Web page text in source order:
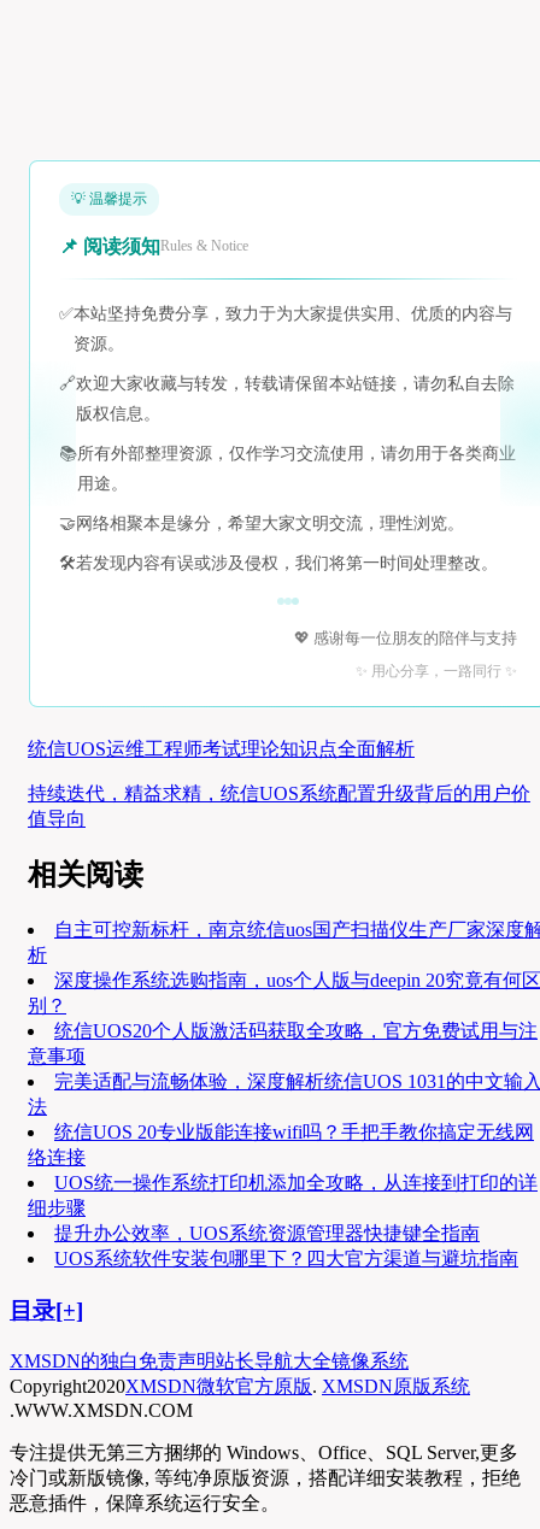
💡 温馨提示
📌 阅读须知Rules & Notice
✅本站坚持免费分享，致力于为大家提供实用、优质的内容与
资源。
🔗欢迎大家收藏与转发，转载请保留本站链接，请勿私自去除
版权信息。
📚所有外部整理资源，仅作学习交流使用，请勿用于各类商业
用途。
🤝 网络相聚本是缘分，希望大家文明交流，理性浏览。
🛠️若发现内容有误或涉及侵权，我们将第一时间处理整改。
💖 感谢每一位朋友的陪伴与支持
✨ 用心分享，一路同行 ✨
统信UOS运维工程师考试理论知识点全面解析
持续迭代，精益求精，统信UOS系统配置升级背后的用户价
值导向
相关阅读
自主可控新标杆，南京统信uos国产扫描仪生产厂家深度
析
深度操作系统选购指南，uos个人版与deepin 20究竟有何区
别？
统信UOS20个人版激活码获取全攻略，官方免费试用与注
意事项
完美适配与流畅体验，深度解析统信UOS 1031的中文输
法
统信UOS 20专业版能连接wifi吗？手把手教你搞定无线网
络连接
UOS统一操作系统打印机添加全攻略，从连接到打印的详
细步骤
提升办公效率，UOS系统资源管理器快捷键全指南
UOS系统软件安装包哪里下？四大官方渠道与避坑指南
目录[+]
XMSDN的独白免责声明站长导航大全镜像系统
Copyright2020XMSDN微软官方原版. XMSDN原版系统
.WWW.XMSDN.COM
专注提供无第三方捆绑的 Windows、Office、SQL Server,更多
冷门或新版镜像, 等纯净原版资源，搭配详细安装教程，拒绝
恶意插件，保障系统运行安全。